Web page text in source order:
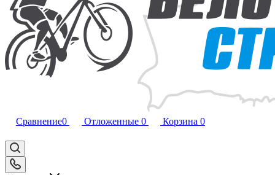
Сравнение0 Отложенные 0 Корзина 0